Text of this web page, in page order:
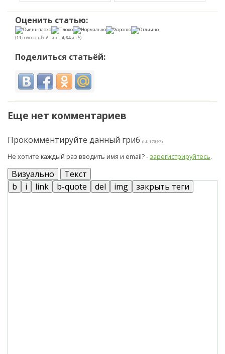
Оценить статью:
(11 голосов, Рейтинг: 4,64из 5)
Поделиться статьёй:
Еще нет комментариев
Прокомментируйте данный гриб (id: 17897)
Не хотите каждый раз вводить имя и email? - зарегистрируйтесь.
Визуально Текст